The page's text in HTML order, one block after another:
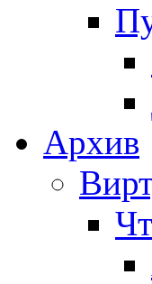
Архив